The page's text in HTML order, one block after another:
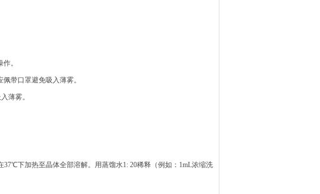
。
带口罩避免吸入薄雾。
薄雾。
下加热⾄晶体全部溶解。用蒸馏水1: 20稀释（例如：1mL浓缩洗